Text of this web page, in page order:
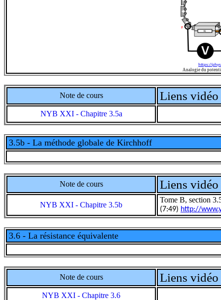
https://
Analogie du
Note de cours Liens vidéo
NYB XXI - Chapitre 3.5a
3.5b - La méthode globale de Kirchhoff
Note de cours Liens vidéo
NYB XXI - Chapitre 3.5b
Tome B, section
(7:49) http://
3.6 - La résistance équivalente
Note de cours Liens vidéo
NYB XXI - Chapitre 3.6